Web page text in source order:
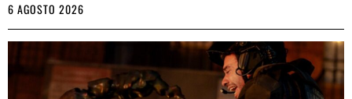
6 AGOSTO 2026